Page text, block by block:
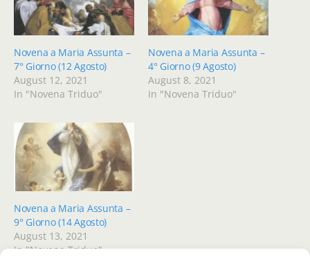
Novena a Maria Assunta –
7° Giorno (12 Agosto)
August 12, 2021
In "Novena Triduo"
Novena a Maria Assunta –
4° Giorno (9 Agosto)
August 8, 2021
In "Novena Triduo"
Novena a Maria Assunta –
9° Giorno (14 Agosto)
August 13, 2021
In "Novena Triduo"